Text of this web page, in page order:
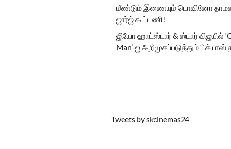
மீண்டும் இணையும் டொவினோ
ஜார்ஜ் கூட்டணி!
ஜியோ ஹாட்ஸ்டார் & ஸ்டார் விஜயில்
Man’-ஐ அறிமுகப்படுத்தும் பிக் பாஸ்
Tweets by skcinemas24